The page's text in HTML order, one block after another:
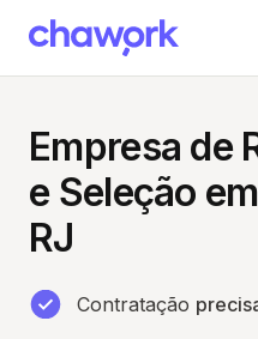
Empresa de
e Seleção
RJ
Contratação